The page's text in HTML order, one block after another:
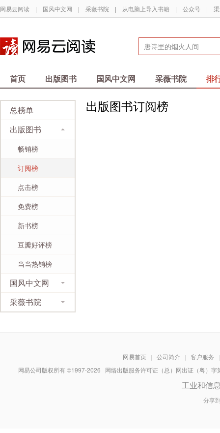
网易云阅读 | 国风中文网 | 采薇书院 | 从电脑上导入书籍 | 公众号 |
首页 出版图书 国风中文网 采薇书院 排
总榜单
出版图书
畅销榜
订阅榜
点击榜
免费榜
新书榜
豆瓣好评榜
当当热销榜
国风中文网
采薇书院
出版图书订阅榜
网易首页 | 公司简介 | 客户服务
|
网易公司版权所有 ©1997-2026 网络出版服务许可证（总）网出证（粤）
工业和信
分享